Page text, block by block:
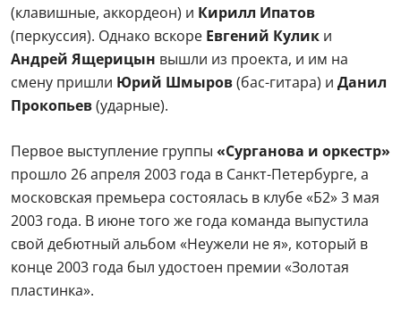
(клавишные, аккордеон) и Кирилл Ипатов
(перкуссия). Однако вскоре Евгений Кулик и
Андрей Ящерицын вышли из проекта, и им на
смену пришли Юрий Шмыров(бас-гитара) и Данил
Прокопьев(ударные).
Первое выступление группы «Сурганова и оркестр»
прошло 26 апреля 2003 года в Санкт-Петербурге, а
московская премьера состоялась в клубе «Б2» 3 мая
2003 года. В июне того же года команда выпустила
свой дебютный альбом «Неужели не я», который в
конце 2003 года был удостоен премии «Золотая
пластинка».